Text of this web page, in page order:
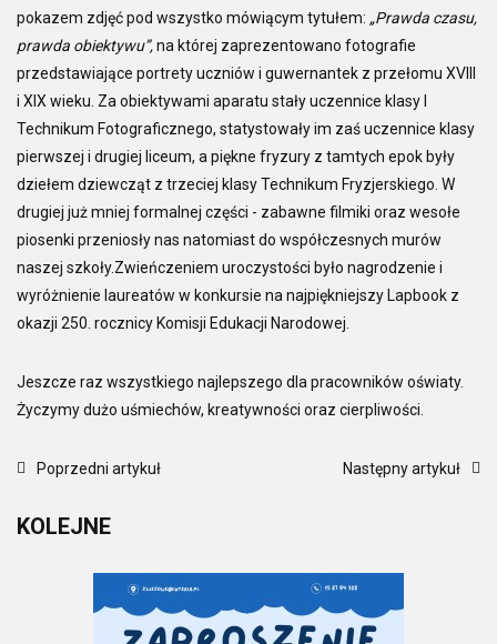
pokazem zdjęć pod wszystko mówiącym tytułem: „Prawda czasu,
prawda obiektywu”,na której zaprezentowano fotografie
przedstawiające portrety uczniów i guwernantek z przełomu XVIII
i XIX wieku. Za obiektywami aparatu stały uczennice klasy I
Technikum Fotograficznego, statystowały im zaś uczennice klasy
pierwszej i drugiej liceum, a piękne fryzury z tamtych epok były
dziełem dziewcząt z trzeciej klasy Technikum Fryzjerskiego. W
drugiej już mniej formalnej części - zabawne filmiki oraz wesołe
piosenki przeniosły nas natomiast do współczesnych murów
naszej szkoły.Zwieńczeniem uroczystości było nagrodzenie i
wyróżnienie laureatów w konkursie na najpiękniejszy Lapbook z
okazji 250. rocznicy Komisji Edukacji Narodowej.
Jeszcze raz wszystkiego najlepszego dla pracowników oświaty.
Życzymy dużo uśmiechów, kreatywności oraz cierpliwości.
Poprzedni artykuł Następny artykuł
KOLEJNE